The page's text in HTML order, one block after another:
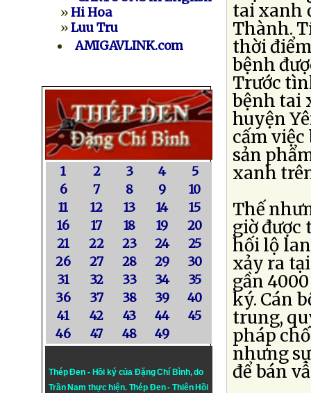
»Hi Hoa
»Luu Tru
AMIGAVLINK.com
1 2 3 4
5
6
7 8 9
10
11
12 13 14
15
16
17 18 19
20
21
22 23 24
25
26
27 28 29
30
31
32 33 34
35
36
37 38 39
40
41
42 43 44
45
46
47 48 49
Thép Đen - Hồi ký của Đặng Chí Bình, do
Trần Nam thực hiện. Thép Đen- Thiên Hồi
tai xanh
Thành.
thời
bệnh
Trước
bệnh tai
huyện
cấm việc
sản
xanh
Thế
giờ
hối lộ
xảy ra
gần
ký. Cán
trung,
pháp
nhưng
để bán